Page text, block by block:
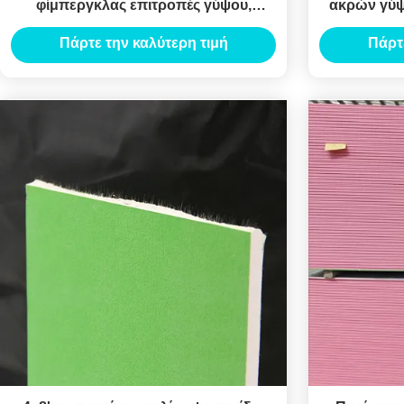
φίμπεργκλας επιτροπές γύψου,
γυψοσανίδα 4x8' γύψου 12.5mm
Πάρτε την καλύτερη τιμή
ακρών